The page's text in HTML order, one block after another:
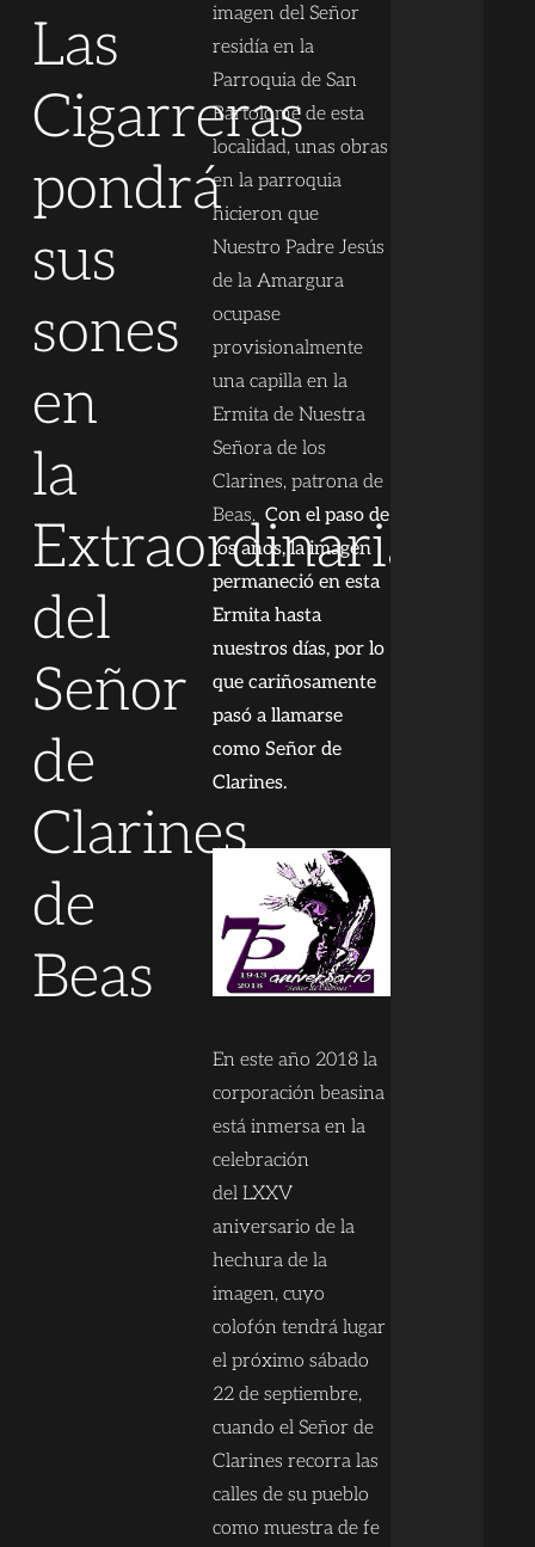
Las
Cigarreras
pondrá
sus
sones
en
la
Extraordinaria
del
Señor
de
Clarines
de
Beas
imagen del Señor
residía en la
Parroquia de San
Bartolomé de esta
localidad, unas obras
en la parroquia
hicieron que
Nuestro Padre Jesús
de la Amargura
ocupase
provisionalmente
una capilla en la
Ermita de Nuestra
Señora de los
Clarines, patrona de
Beas. Con el paso de
los años, la imagen
permaneció en esta
Ermita hasta
nuestros días, por lo
que cariñosamente
pasó a llamarse
como Señor de
Clarines.
En este año 2018 la
corporación beasina
está inmersa en la
celebración
del LXXV
aniversario de la
hechura de la
imagen, cuyo
colofón tendrá lugar
el próximo sábado
22 de septiembre,
cuando el Señor de
Clarines recorra las
calles de su pueblo
como muestra de fe